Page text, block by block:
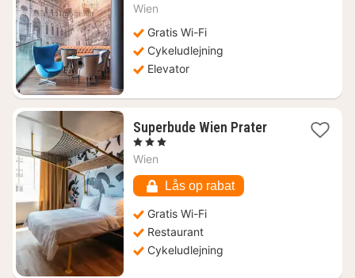
565
kr.
Wien
Gratis Wi-Fi
Cykeludlejning
Elevator
Superbude Wien Prater1
, 3 Stjerner
Wien
Lås op rabat
Gratis Wi-Fi
Restaurant
Cykeludlejning